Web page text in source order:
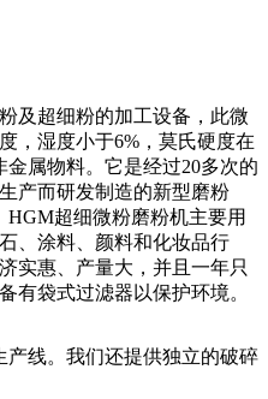
及超细粉的加工设备，此微
，湿度小于6%，莫氏硬度在
属物料。它是经过20多次的
产而研发制造的新型磨粉
HGM超细微粉磨粉机主要用
、涂料、颜料和化妆品行
实惠、产量大，并且一年只
有袋式过滤器以保护环境。
线。我们还提供独立的破碎